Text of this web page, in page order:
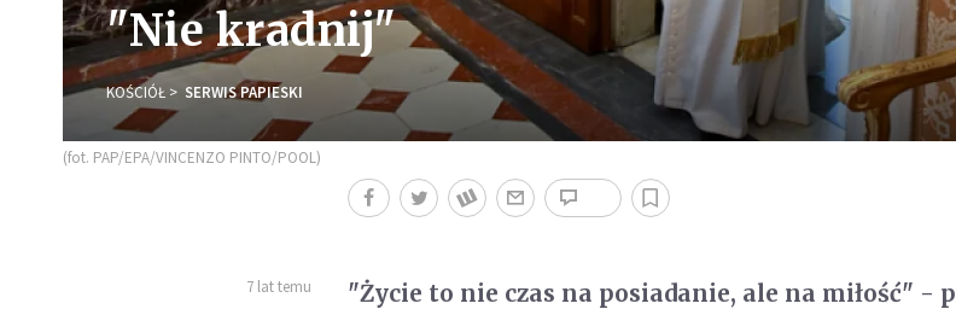
"Nie kradnij"
KOŚCIÓŁ SERWIS PAPIESKI
(fot. PAP/EPA/VINCENZO PINTO/POOL)
7 lat temu
"Życie to nie czas na posiadanie, ale na miłość" -